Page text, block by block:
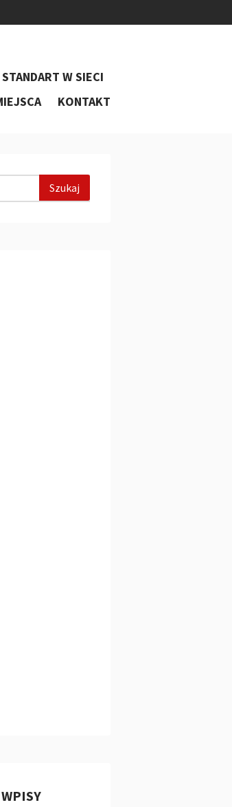
W SIECI
KONTAKT